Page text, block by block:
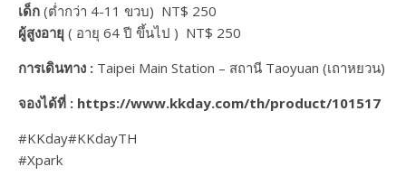
เด็ก (ต่ำกว่า 4-11 ขวบ) NT$ 250
ผู้สูงอายุ ( อายุ 64 ปี ขึ้นไป ) NT$ 250
การเดินทาง : Taipei Main Station – สถานี Taoyuan (เถาหยวน)
จองได้ที่ : https://www.kkday.com/th/product/101517
#KKday#KKdayTH
#Xpark